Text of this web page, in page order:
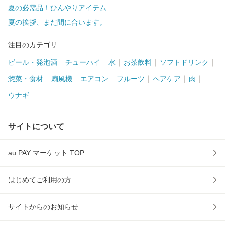
夏の必需品！ひんやりアイテム
夏の挨拶、まだ間に合います。
注目のカテゴリ
ビール・発泡酒 チューハイ 水 お茶飲料 ソフトドリンク
惣菜・食材 扇風機 エアコン フルーツ ヘアケア 肉
ウナギ
サイトについて
au PAY マーケット TOP
はじめてご利用の方
サイトからのお知らせ